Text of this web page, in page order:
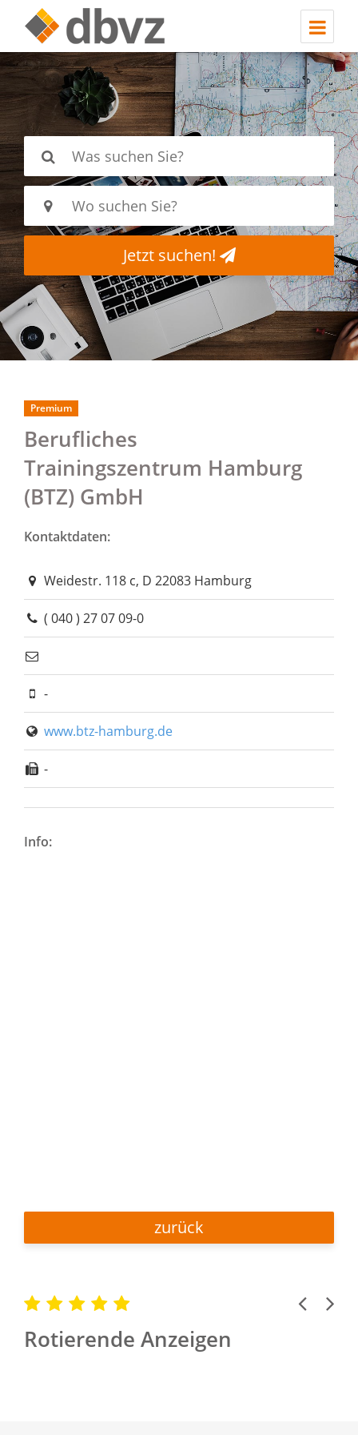
Jetzt suchen!
Berufliches
Trainingszentrum Hamburg
(BTZ) GmbH
Premium
Kontaktdaten:
Weidestr. 118 c, D 22083 Hamburg
( 040 ) 27 07 09-0
-
www.btz-hamburg.de
-
Info:
zurück
Rotierende Anzeigen
Previous
Next